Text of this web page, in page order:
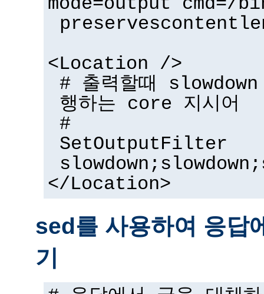
<Location />
# 출력할때
행하는 core 지시어
#
SetOutputFilter
</Location>
sed를 사용하여 응답
기